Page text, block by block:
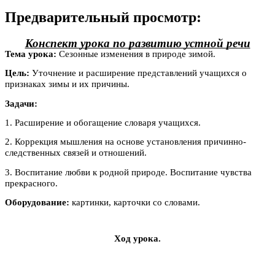
Предварительный просмотр:
Конспект урока по развитию устной речи
Тема урока: Сезонные изменения в природе зимой.
Цель: Уточнение и расширение представлений учащихся о
признаках зимы и их причины.
Задачи:
1. Расширение и обогащение словаря учащихся.
2. Коррекция мышления на основе установления причинно-
следственных связей и отношений.
3. Воспитание любви к родной природе. Воспитание чувства
прекрасного.
Оборудование: картинки, карточки со словами.
Ход урока.